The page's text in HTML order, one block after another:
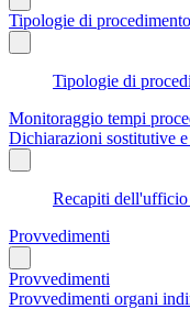
Tipologie di procedimento
Tipologie di
Monitoraggio tempi
Dichiarazioni sostitutive
Recapiti dell'ufficio
Provvedimenti
Provvedimenti
Provvedimenti organi